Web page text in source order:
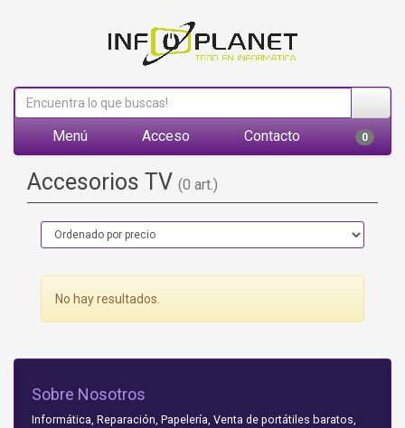
Menú Acceso Contacto 0
Accesorios TV (0 art.)
No hay resultados.
Sobre Nosotros
Informática, Reparación, Papelería, Venta de portátiles baratos,